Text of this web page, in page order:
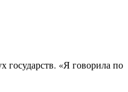
государств. «Я говорила по